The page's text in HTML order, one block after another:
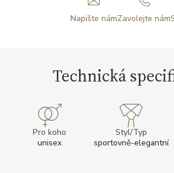
Napište námZavolejte nám
Technická
Pro koho
unisex
Styl/Typ
sportovně-elegantní